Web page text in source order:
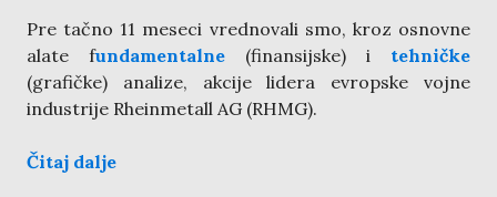
Pre tačno 11 meseci vrednovali smo, kroz osnovne
alate fundamentalne (finansijske) i tehničke
(grafičke) analize, akcije lidera evropske vojne
industrije Rheinmetall AG (RHMG).
Čitaj dalje